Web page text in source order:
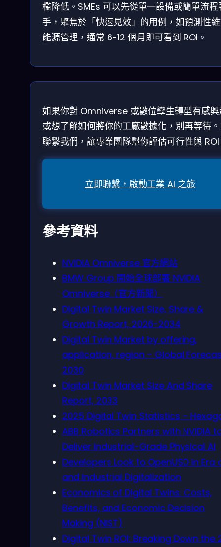
檻降低。SMEs 可以先從單一設備或簡單流程
手，聚焦於「快速見效」的用例，如預測性
能源管理，通常 6-12 個月即可看到 ROI。
如果你對 Omniverse 或數位孿生轉型有感
或想了解如何將你的工廠數據化，別再等待
聯繫我們，讓專業團隊幫你評估可行性與
立即聯繫，啟動工業 AI 之旅
參考資料
NVIDIA Omniverse 官方網站
BMW Group 開始全球部署 NVIDIA
Omniverse（官方新聞）
Digital Twin Market Size, Share &
Growth Report, 2026-2034
Digital Twin Market by offering,
application, region – Global
2030
Digital Twin Market Size And Share
Report, 2033
2025 Digital Twin Statistics –
ABB Robotics Partners with NVIDIA
Deliver Industrial-Grade Physical AI
Developers Look to OpenUSD in Era
and Industrial Digitalization
Economics of Digital Twins: Costs,
Benefits, and Economic Decision
Making (NIST)
Digital Twin ROI: Breaking Down the